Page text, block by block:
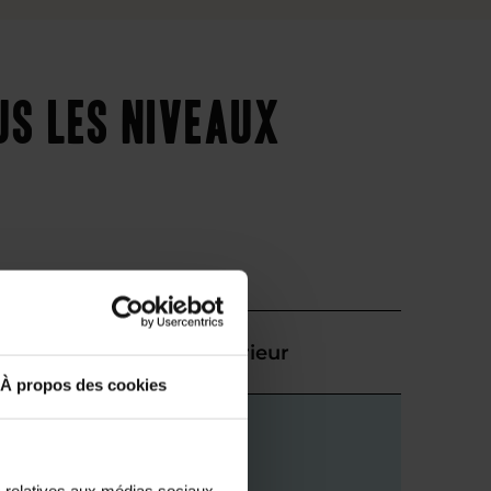
À propos des cookies
les niveaux
Supérieur